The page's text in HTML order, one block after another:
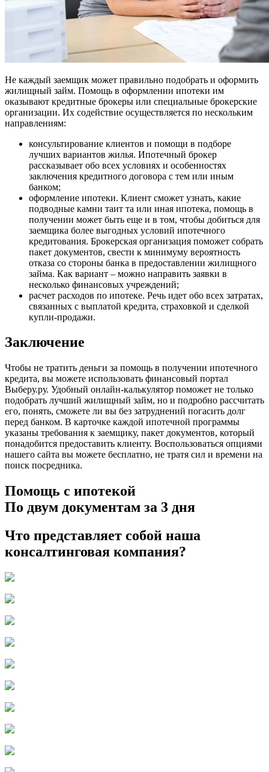
Не каждый заемщик может правильно подобрать и оформить
жилищный займ. Помощь в оформлении ипотеки им
оказывают кредитные брокеры или специальные брокерские
организации. Их содействие осуществляется по нескольким
направлениям:
консультирование клиентов и помощи в подборе
лучших вариантов жилья. Ипотечный брокер
рассказывает обо всех условиях и особенностях
заключения кредитного договора с тем или иным
банком;
оформление ипотеки. Клиент сможет узнать, какие
подводные камни таит та или иная ипотека, помощь в
получении может быть еще и в том, чтобы добиться для
заемщика более выгодных условий ипотечного
кредитования. Брокерская организация поможет собрать
пакет документов, свести к минимуму вероятность
отказа со стороны банка в предоставлении жилищного
займа. Как вариант – можно направить заявки в
несколько финансовых учреждений;
расчет расходов по ипотеке. Речь идет обо всех затратах,
связанных с выплатой кредита, страховкой и сделкой
купли-продажи.
Заключение
Чтобы не тратить деньги за помощь в получении ипотечного
кредита, вы можете использовать финансовый портал
Выберу.ру. Удобный онлайн-калькулятор поможет не только
подобрать лучший жилищный займ, но и подробно рассчитать
его, понять, сможете ли вы без затруднений погасить долг
перед банком. В карточке каждой ипотечной программы
указаны требования к заемщику, пакет документов, который
понадобится предоставить клиенту. Воспользоваться опциями
нашего сайта вы можете бесплатно, не тратя сил и времени на
поиск посредника.
Помощь с ипотекой
По двум документам за 3 дня
Что представляет собой наша
консалтинговая компания?